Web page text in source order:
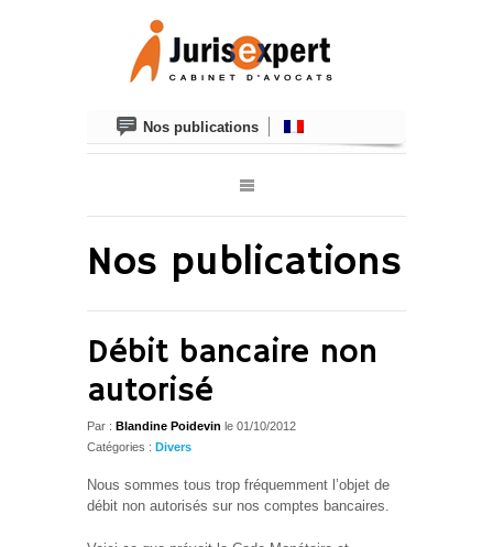
Nos publications
Nos publications
Débit bancaire non
autorisé
Par : Blandine Poidevin le 01/10/2012
Catégories : Divers
Nous sommes tous trop fréquemment l’objet de
débit non autorisés sur nos comptes bancaires.